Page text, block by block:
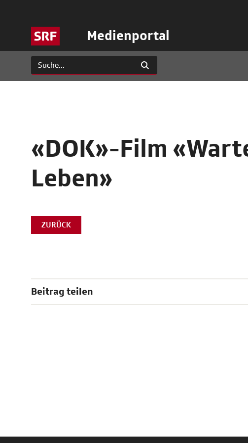
Medienportal
«DOK»-Film
Leben»
ZURÜCK
Beitrag teilen